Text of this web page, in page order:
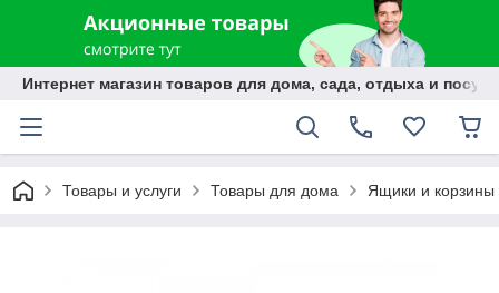
Интернет магазин товаров для дома, сада, отдыха и
Товары и услуги Товары для дома Ящики и корзины